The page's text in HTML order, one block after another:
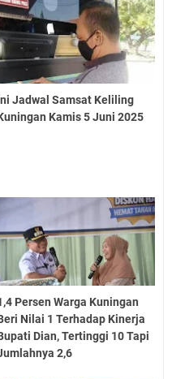
Jadwal Samsat Keliling
Kamis 5 Juni 2025
Persen Warga Kuningan
Nilai 1 Terhadap Kinerja
Dian, Tertinggi 10 Tapi
2,6